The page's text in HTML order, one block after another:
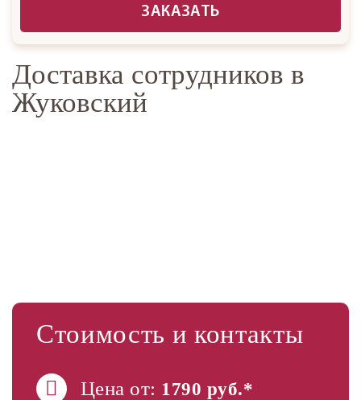
ЗАКАЗАТЬ
Доставка сотрудников в
Жуковский
Стоимость и контакты
Цена от: 1790 руб.*